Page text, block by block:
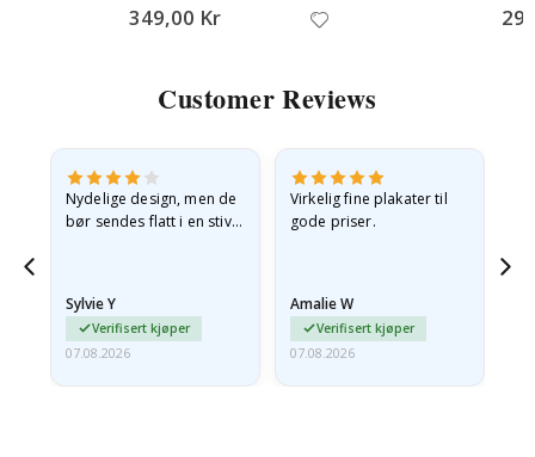
349,00 Kr
Customer Reviews
Nydelige design, men de
bør sendes flatt i en stiv
Sylvie Y
Verifisert kjøper
07.08.2026
Virkelig fine plakater til
gode priser.
Amalie W
Verifisert kjøper
07.08.2026